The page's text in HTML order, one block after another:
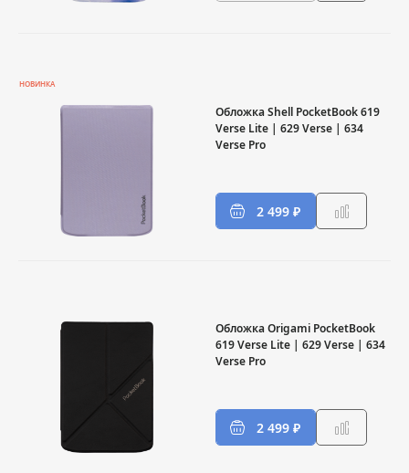
НОВИНКА
Обложка Shell PocketBook 619
Verse Lite | 629 Verse | 634
Verse Pro
2 499 ₽
Обложка Origami PocketBook
619 Verse Lite | 629 Verse | 634
Verse Pro
2 499 ₽